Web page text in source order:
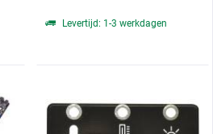
Levertijd: 1-3 werkdagen